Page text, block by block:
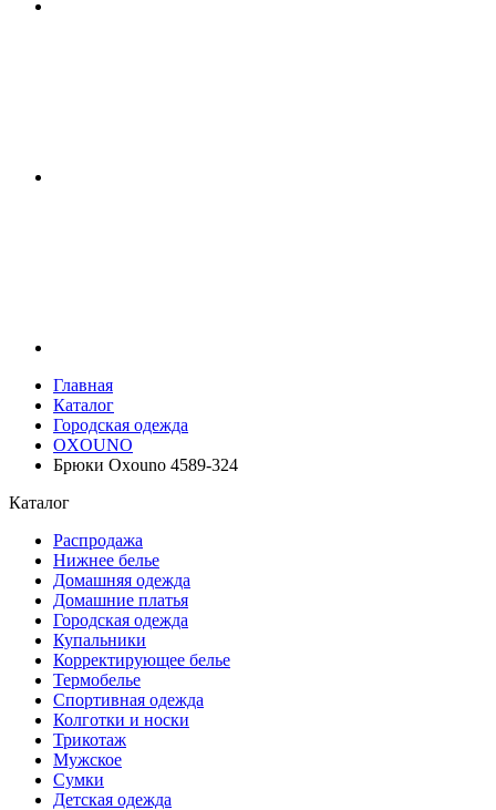
Главная
Каталог
Городская одежда
OXOUNO
Брюки Oxouno 4589-324
Каталог
Распродажа
Нижнее белье
Домашняя одежда
Домашние платья
Городская одежда
Купальники
Корректирующее белье
Термобелье
Спортивная одежда
Колготки и носки
Трикотаж
Мужское
Сумки
Детская одежда